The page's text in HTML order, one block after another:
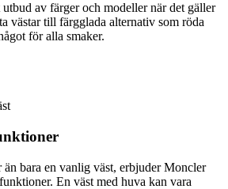
av färger och modeller när det gäller
västar till färgglada alternativ som röda
för alla smaker.
än bara en vanlig väst, erbjuder Moncler
En väst med huva kan vara